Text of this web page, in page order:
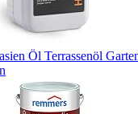
Öl Terrassenöl